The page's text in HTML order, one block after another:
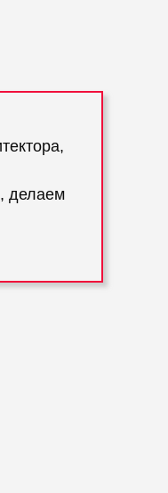
делаем